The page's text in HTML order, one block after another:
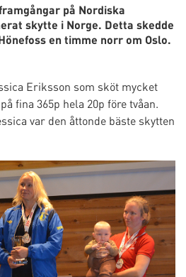
på Nordiska
skytte i Norge. Detta skedde
en timme norr om Oslo.
Eriksson som sköt mycket
fina 365p hela 20p före tvåan.
var den åttonde bäste skytten